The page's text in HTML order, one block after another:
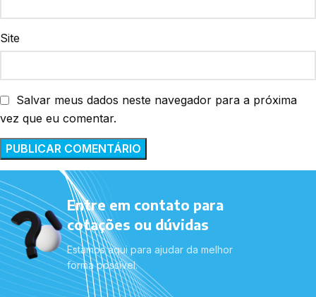
Site
Salvar meus dados neste navegador para a próxima
vez que eu comentar.
Entre em contato para
cotações ou dúvidas
Estamos aqui para ajudar da melhor
forma possível.